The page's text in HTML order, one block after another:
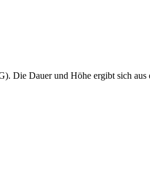
Die Dauer und Höhe ergibt sich